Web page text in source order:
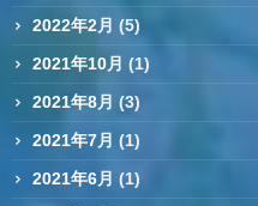
2022年2月 (5)
2021年10月 (1)
2021年8月 (3)
2021年7月 (1)
2021年6月 (1)